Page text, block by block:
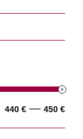
440 € — 450 €